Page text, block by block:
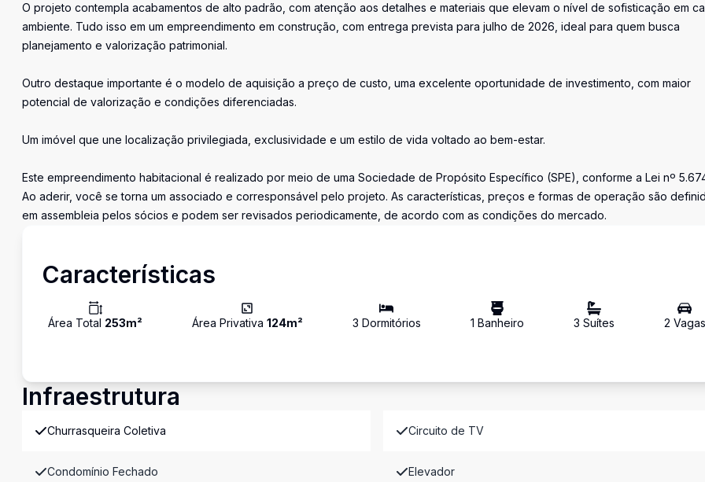
O projeto contempla acabamentos de alto padrão, com atenção aos detalhes e materiais que elevam o nível de sofisticação em
ambiente. Tudo isso em um empreendimento em construção, com entrega prevista para julho de 2026, ideal para quem busca
planejamento e valorização patrimonial.
Outro destaque importante é o modelo de aquisição a preço de custo, uma excelente oportunidade de investimento, com maior
potencial de valorização e condições diferenciadas.
Um imóvel que une localização privilegiada, exclusividade e um estilo de vida voltado ao bem-estar.
Este empreendimento habitacional é realizado por meio de uma Sociedade de Propósito Específico (SPE), conforme a Lei nº
Ao aderir, você se torna um associado e corresponsável pelo projeto. As características, preços e formas de operação são
em assembleia pelos sócios e podem ser revisados periodicamente, de acordo com as condições do mercado.
Características
Área Total 253m² Área Privativa 124m² 3 Dormitórios 1 Banheiro 3 Suítes 2 Vagas
Infraestrutura
Churrasqueira Coletiva Circuito de TV
Condomínio Fechado Elevador